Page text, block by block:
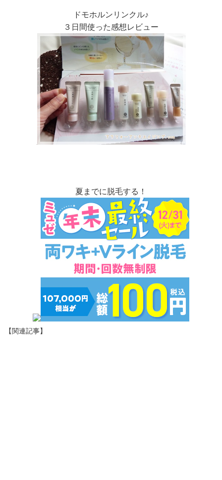
ドモホルンリンクル♪
３日間使った感想レビュー
夏までに脱毛する！
【関連記事】